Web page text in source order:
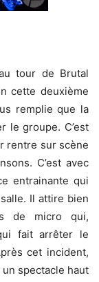
tour de Brutal
cette deuxième
remplie que la
le groupe. C’est
rentre sur scène
C’est avec
entrainante qui
Il attire bien
de micro qui,
fait arrêter le
cet incident,
spectacle haut